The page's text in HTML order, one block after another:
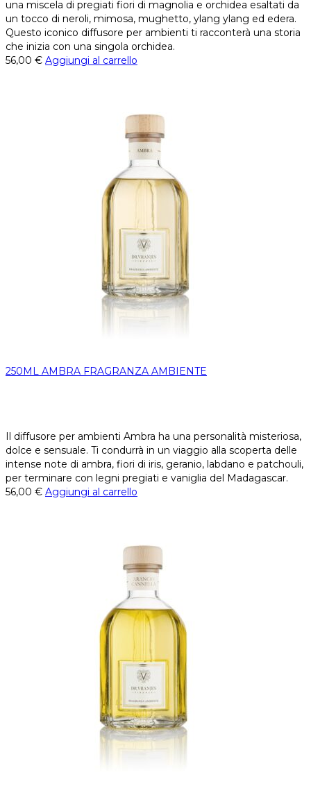
una miscela di pregiati fiori di magnolia e orchidea esaltati da
un tocco di neroli, mimosa, mughetto, ylang ylang ed edera.
Questo iconico diffusore per ambienti ti racconterà una storia
che inizia con una singola orchidea.
56,00 € Aggiungi al carrello
250ML AMBRA FRAGRANZA AMBIENTE
Il diffusore per ambienti Ambra ha una personalità misteriosa,
dolce e sensuale. Ti condurrà in un viaggio alla scoperta delle
intense note di ambra, fiori di iris, geranio, labdano e patchouli,
per terminare con legni pregiati e vaniglia del Madagascar.
56,00 € Aggiungi al carrello